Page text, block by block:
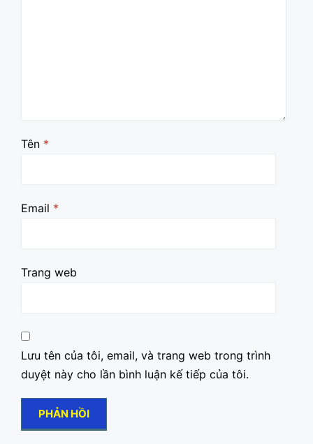
Tên *
Email *
Trang web
Lưu tên của tôi, email, và trang web trong trình
duyệt này cho lần bình luận kế tiếp của tôi.